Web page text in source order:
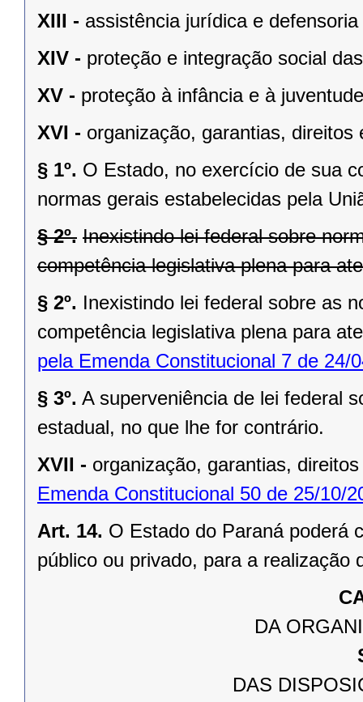
XIII - assistência jurídica e
XIV - proteção e integração social
XV - proteção à infância e à
XVI - organização, garantias,
§ 1º. O Estado, no exercício de sua
normas gerais estabelecidas pela
§ 2º. Inexistindo lei federal sobre
competência legislativa plena para
§ 2º. Inexistindo lei federal sobre as
competência legislativa plena para
pela Emenda Constitucional 7 de 24/
§ 3º. A superveniência de lei federal
estadual, no que lhe for contrário.
XVII - organização, garantias,
Emenda Constitucional 50 de 25/10/
Art. 14. O Estado do Paraná poderá
público ou privado, para a realização
DA
DAS